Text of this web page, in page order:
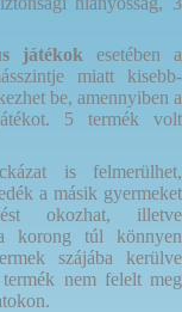
játékok esetében a
miatt kisebb-
be, amennyiben a
5 termék volt
is felmerülhet,
a másik gyermeket
okozhat, illetve
korong túl könnyen
szájába kerülve
nem felelt meg